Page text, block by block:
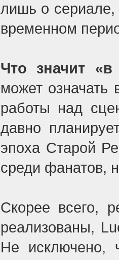
лишь о сериале,
временном
Что значит «в
может означать
работы над
давно
эпоха Старой
среди фанатов,
Скорее всего,
реализованы,
Не исключено,